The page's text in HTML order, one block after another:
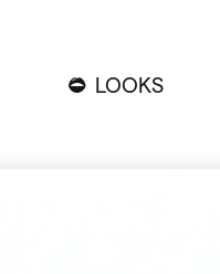
LOOKS